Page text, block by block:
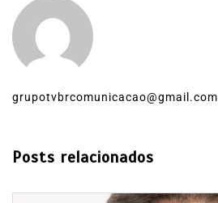
grupotvbrcomunicacao@gmail.com
Posts relacionados